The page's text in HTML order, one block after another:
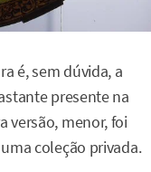
é, sem dúvida, a
presente na
versão, menor, foi
coleção privada.